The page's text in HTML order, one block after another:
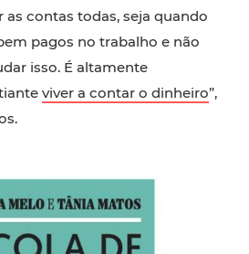
as contas todas, seja quando
pagos no trabalho e não
isso. É altamente
viver a contar o dinheiro”,